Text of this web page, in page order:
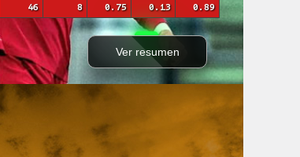
46 8 0.75 0.13 0.89
Ver resumen